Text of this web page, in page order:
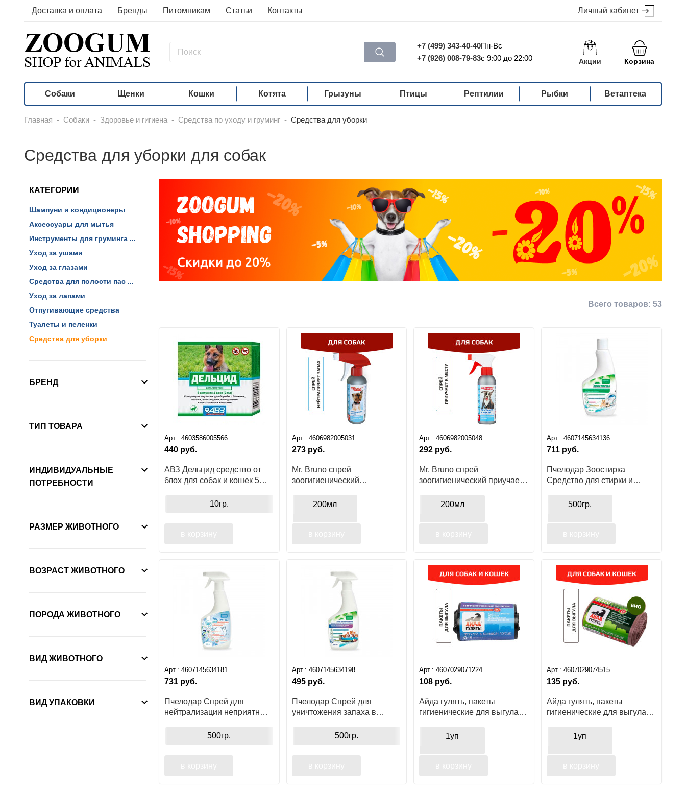
Доставка и оплата Бренды Питомникам Статьи Контакты Личный кабинет
+7 (499) 343-40-40
+7 (926) 008-79-83
Пн-Вс
с 9:00 до 22:00
Акции Корзина
Собаки Щенки Кошки Котята Грызуны Птицы Рептилии Рыбки Ветаптека
Главная - Собаки - Здоровье и гигиена - Средства по уходу и груминг - Средства для уборки
Средства для уборки для собак
КАТЕГОРИИ
Шампуни и кондиционеры
Аксессуары для мытья
Инструменты для груминга ...
Уход за ушами
Уход за глазами
Средства для полости пас ...
Уход за лапами
Отпугивающие средства
Туалеты и пеленки
Средства для уборки
БРЕНД
ТИП ТОВАРА
ИНДИВИДУАЛЬНЫЕ
ПОТРЕБНОСТИ
РАЗМЕР ЖИВОТНОГО
ВОЗРАСТ ЖИВОТНОГО
ПОРОДА ЖИВОТНОГО
ВИД ЖИВОТНОГО
ВИД УПАКОВКИ
Всего товаров: 53
Арт.: 4603586005566
440 руб.
АВЗ Дельцид средство от
блох для собак и кошек 5
10гр.
Арт.: 4606982005031
273руб.
Mr. Bruno спрей
зоогигиенический
200мл
Арт.:4606982005048
292 руб.
Mr. Bruno спрей
зоогигиенический приучает к
200мл
Арт.:4607145634136
711 руб.
Пчелодар Зоостирка
Средство для стирки и
животного происхождения
500гр.
Арт.: 4607145634181
731 руб.
Пчелодар Спрей для
нейтрализации неприятных
500гр.
Арт.: 4607145634198
495руб.
Пчелодар Спрей для
уничтожения запаха в
500гр.
Арт.:4607029071224
108 руб.
Айда гулять, пакеты
гигиенические для выгула
1уп
Арт.:4607029074515
135 руб.
Айда гулять, пакеты
гигиенические для выгула
биоразлагаемые
1уп